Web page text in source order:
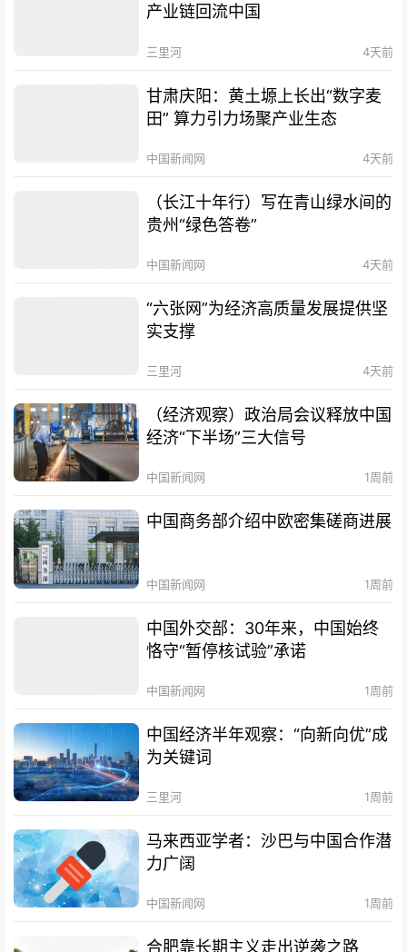
产业链回流中国
三里河 4天前
甘肃庆阳：黄土塬上长出“数字麦
田” 算力引力场聚产业生态
中国新闻网 4天前
（长江十年行）写在青山绿水间的
贵州“绿色答卷”
中国新闻网 4天前
“六张网”为经济高质量发展提供坚
实支撑
三里河 4天前
（经济观察）政治局会议释放中国
经济“下半场”三大信号
中国新闻网 1周前
中国商务部介绍中欧密集磋商进展
中国新闻网 1周前
中国外交部：30年来，中国始终
恪守“暂停核试验”承诺
中国新闻网 1周前
中国经济半年观察：“向新向优”成
为关键词
三里河 1周前
马来西亚学者：沙巴与中国合作潜
力广阔
中国新闻网 1周前
合肥靠长期主义走出逆袭之路